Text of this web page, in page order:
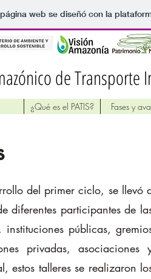
web se diseñó con la
de
¿Qué es el PATIS? Fases y
del primer ciclo, se llevó
diferentes participantes de
públicas,
privadas, asociaciones
estos talleres se realizaron